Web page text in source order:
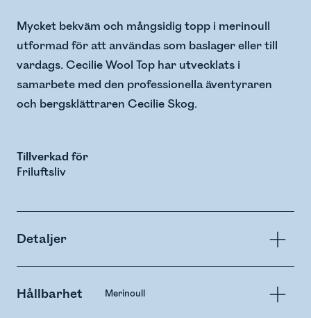
Mycket bekväm och mångsidig topp i merinoull
utformad för att användas som baslager eller till
vardags. Cecilie Wool Top har utvecklats i
samarbete med den professionella äventyraren
och bergsklättraren Cecilie Skog.
Tillverkad för
Friluftsliv
Detaljer
Hållbarhet Merinoull